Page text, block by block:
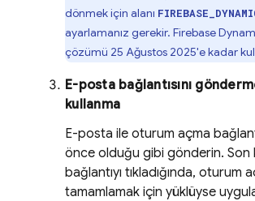
dönmek için alanı
ayarlamanız gerekir. Firebase
çözümü 25 Ağustos 2025'e kadar
E-posta bağlantısını
kullanma
E-posta ile oturum açma
önce olduğu gibi gönderin. Son
bağlantıyı tıkladığında, oturum
tamamlamak için yüklüyse